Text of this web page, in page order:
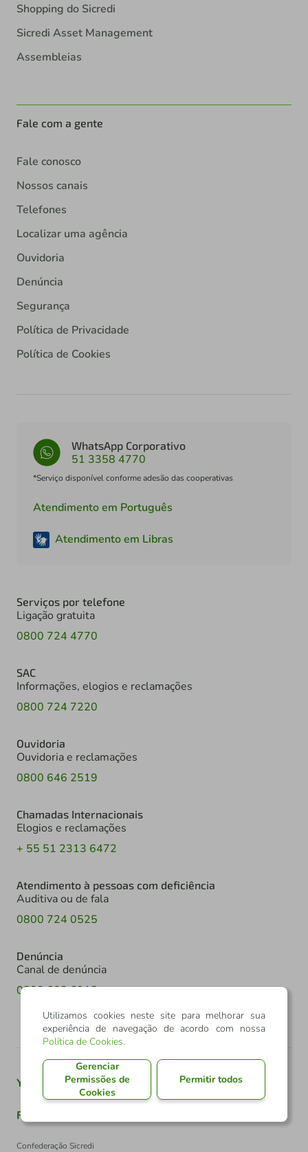
Shopping do Sicredi
Sicredi Asset Management
Assembleias
Fale com a gente
Fale conosco
Nossos canais
Telefones
Localizar uma agência
Ouvidoria
Denúncia
Segurança
Política de Privacidade
Política de Cookies
WhatsApp Corporativo
51 3358 4770
*Serviço disponível conforme adesão das cooperativas
Atendimento em Português
Atendimento em Libras
Serviços por telefone
Ligação gratuita
0800 724 4770
SAC
Informações, elogios e reclamações
0800 724 7220
Ouvidoria
Ouvidoria e reclamações
0800 646 2519
Chamadas Internacionais
Elogios e reclamações
+ 55 51 2313 6472
Atendimento à pessoas com deficiência
Auditiva ou de fala
0800 724 0525
Denúncia
Canal de denúncia
0800 602 6918
Youtube Twitter Linkedin Instagram
Facebook
Confederação Sicredi
Utilizamos cookies neste site para melhorar sua
experiência de navegação de acordo com nossa
Política de Cookies.
Gerenciar
Permissões de
Cookies
Permitir todos